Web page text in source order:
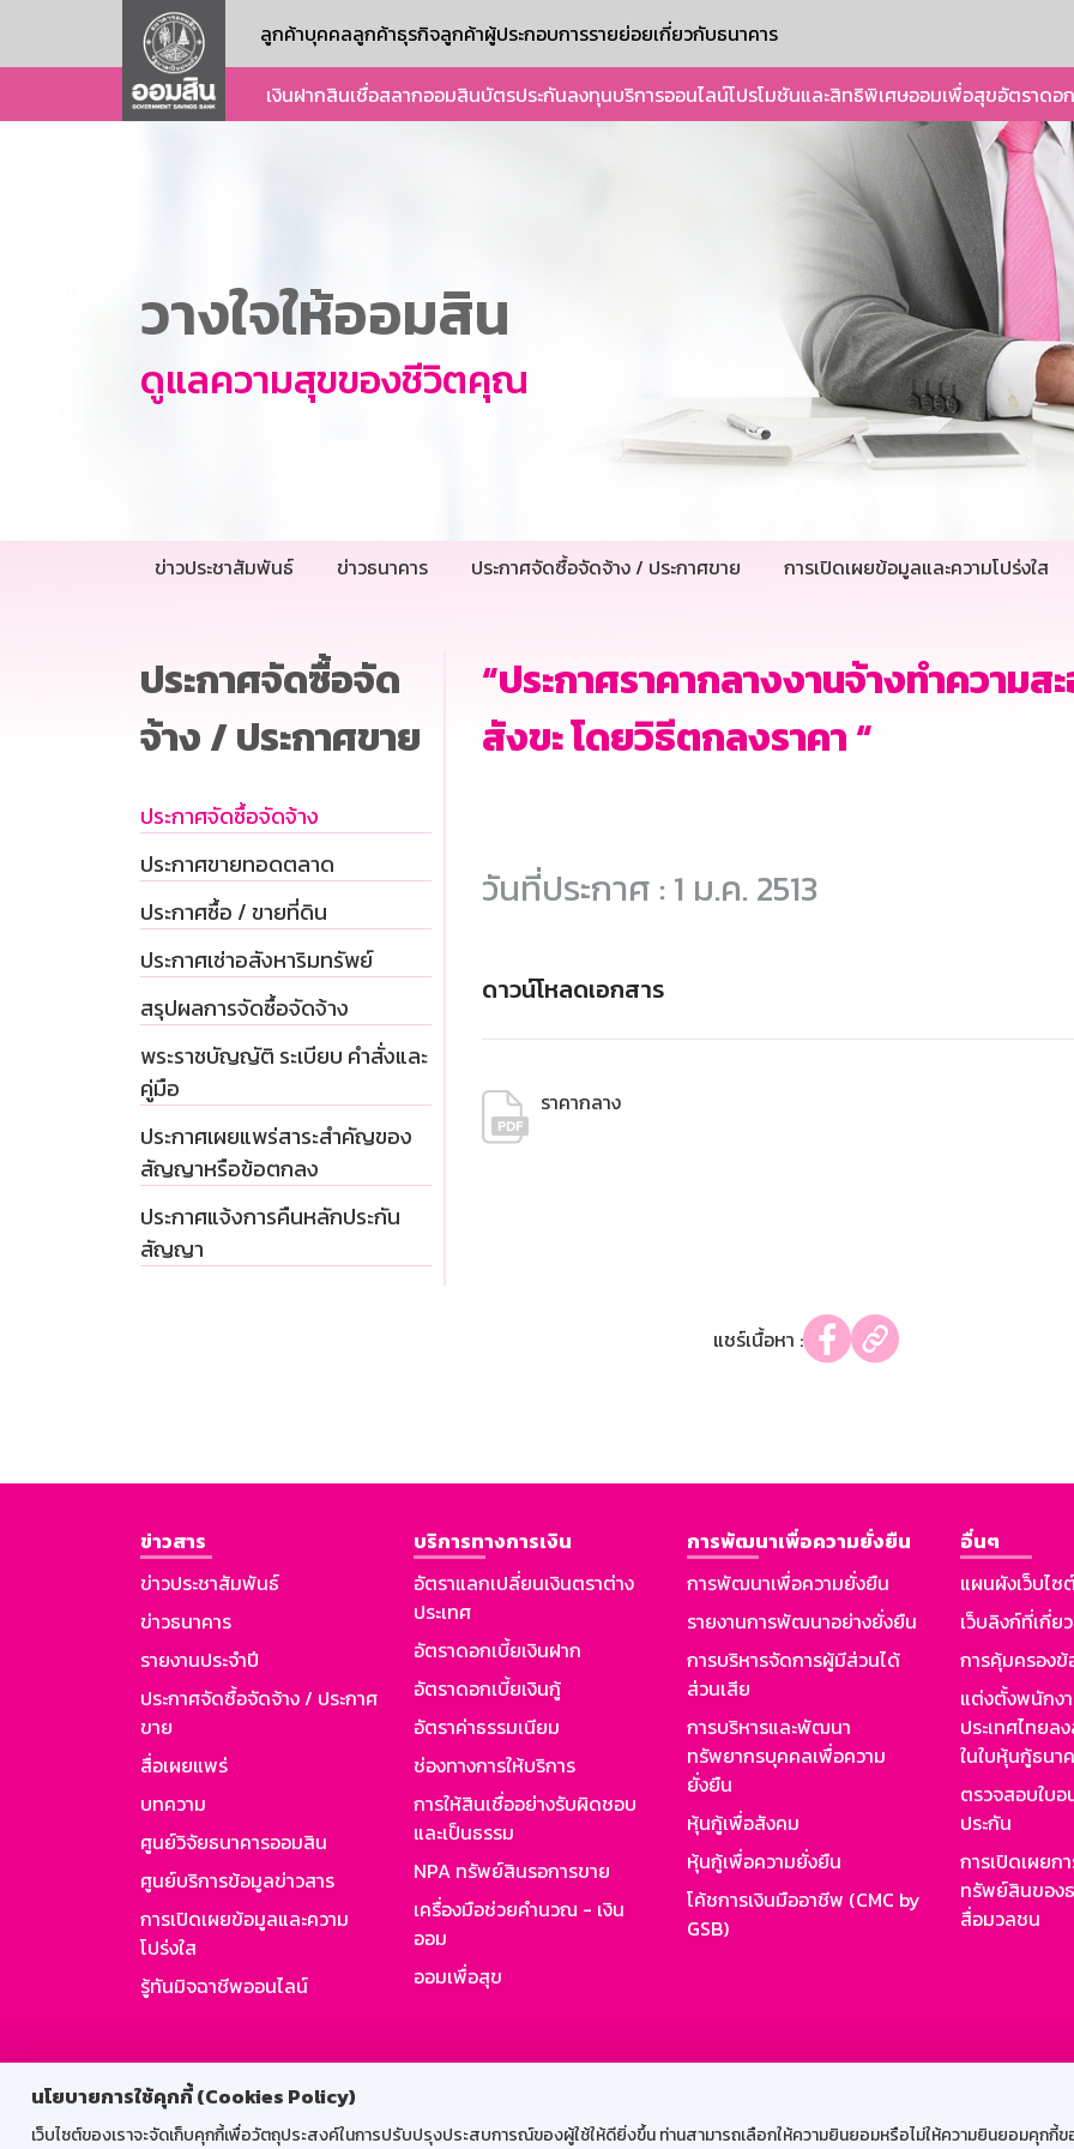
นโยบายการใช้คุกกี้ (Cookies Policy)
เว็บไซต์ของเราจะจัดเก็บคุกกี้เพื่อวัตถุประสงค์ในการปรับปรุงประสบการณ์ของผู้ใช้ให้ดียิ่งขึ้น ท่านสามารถเลือกให้ความยินยอมหรือไม่ให้ความยินยอมคุกกี้ข
ลูกค้าบุคคลลูกค้าธุรกิจลูกค้าผู้ประกอบการรายย่อยเกี่ยวกับธนาคาร
เงินฝากสินเชื่อสลากออมสินบัตรประกันลงทุนบริการออนไลน์โปรโมชันและสิทธิพิเศษออมเพื่อสุขอัตราดอ
วางใจให้ออมสิน
ดูแลความสุขของชีวิตคุณ
ข่าวประชาสัมพันธ์ ข่าวธนาคาร ประกาศจัดซื้อจัดจ้าง / ประกาศขาย การเปิดเผยข้อมูลและความโปร่งใส
ประกาศจัดซื้อจัด
จ้าง / ประกาศขาย
ประกาศจัดซื้อจัดจ้าง
ประกาศขายทอดตลาด
ประกาศซื้อ / ขายที่ดิน
ประกาศเช่าอสังหาริมทรัพย์
สรุปผลการจัดซื้อจัดจ้าง
พระราชบัญญัติ ระเบียบ คำสั่งและ
คู่มือ
ประกาศเผยแพร่สาระสำคัญของ
สัญญาหรือข้อตกลง
ประกาศแจ้งการคืนหลักประกัน
สัญญา
“ประกาศราคากลางงานจ้างทำความ
สังขะ โดยวิธีตกลงราคา “
วันที่ประกาศ : 1 ม.ค. 2513
ดาวน์โหลดเอกสาร
ราคากลาง
แชร์เนื้อหา :
ข่าวสาร
ข่าวประชาสัมพันธ์
ข่าวธนาคาร
รายงานประจำปี
ประกาศจัดซื้อจัดจ้าง / ประกาศ
ขาย
สื่อเผยแพร่
บทความ
ศูนย์วิจัยธนาคารออมสิน
ศูนย์บริการข้อมูลข่าวสาร
การเปิดเผยข้อมูลและความ
โปร่งใส
รู้ทันมิจฉาชีพออนไลน์
บริการทางการเงิน
อัตราแลกเปลี่ยนเงินตราต่าง
ประเทศ
อัตราดอกเบี้ยเงินฝาก
อัตราดอกเบี้ยเงินกู้
อัตราค่าธรรมเนียม
ช่องทางการให้บริการ
การให้สินเชื่ออย่างรับผิดชอบ
และเป็นธรรม
NPA ทรัพย์สินรอการขาย
เครื่องมือช่วยคำนวณ - เงิน
ออม
ออมเพื่อสุข
การพัฒนาเพื่อความยั่งยืน
การพัฒนาเพื่อความยั่งยืน
รายงานการพัฒนาอย่างยั่งยืน
การบริหารจัดการผู้มีส่วนได้
ส่วนเสีย
การบริหารและพัฒนา
ทรัพยากรบุคคลเพื่อความ
ยั่งยืน
หุ้นกู้เพื่อสังคม
หุ้นกู้เพื่อความยั่งยืน
โค้ชการเงินมืออาชีพ (CMC by
GSB)
อื่นๆ
แผนผังเว็บไซ
เว็บลิงก์ที่เกี่ย
การคุ้มครอง
แต่งตั้งพนักง
ประเทศไทยล
ในใบหุ้นกู้ธนา
ตรวจสอบใบ
ประกัน
การเปิดเผยก
ทรัพย์สินของ
สื่อมวลชน